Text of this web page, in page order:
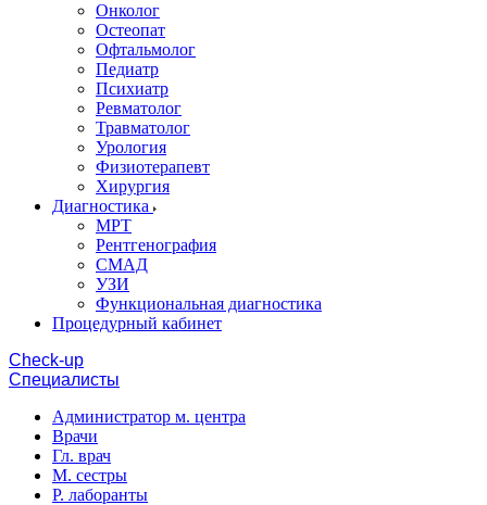
Онколог
Остеопат
Офтальмолог
Педиатр
Психиатр
Ревматолог
Травматолог
Урология
Физиотерапевт
Хирургия
Диагностика
МРТ
Рентгенография
СМАД
УЗИ
Функциональная диагностика
Процедурный кабинет
Cheсk-up
Специалисты
Администратор м. центра
Врачи
Гл. врач
М. сестры
Р. лаборанты